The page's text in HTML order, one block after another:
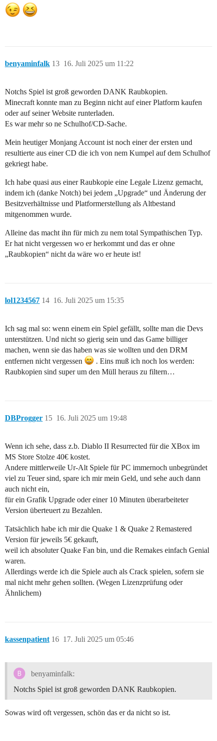
benyaminfalk 16. Juli 2025 um 11:22
13
Notchs Spiel ist groß geworden DANK Raubkopien.
Minecraft konnte man zu Beginn nicht auf einer Platform kaufen
oder auf seiner Website runterladen.
Es war mehr so ne Schulhof/CD-Sache.
Mein heutiger Monjang Account ist noch einer der ersten und
resultierte aus einer CD die ich von nem Kumpel auf dem Schulhof
gekriegt habe.
Ich habe quasi aus einer Raubkopie eine Legale Lizenz gemacht,
indem ich (danke Notch) bei jedem „Upgrade“ und Änderung der
Besitzverhältnisse und Platformerstellung als Altbestand
mitgenommen wurde.
Alleine das macht ihn für mich zu nem total Sympathischen Typ.
Er hat nicht vergessen wo er herkommt und das er ohne
„Raubkopien“ nicht da wäre wo er heute ist!
lol1234567 16. Juli 2025 um 15:35
14
Ich sag mal so: wenn einem ein Spiel gefällt, sollte man die Devs
unterstützen. Und nicht so gierig sein und das Game billiger
machen, wenn sie das haben was sie wollten und den DRM
entfernen nicht vergessen
. Eins muß ich noch los werden:
Raubkopien sind super um den Müll heraus zu filtern…
DBProgger 16. Juli 2025 um 19:48
15
Wenn ich sehe, dass z.b. Diablo II Resurrected für die XBox im
MS Store Stolze 40€ kostet.
Andere mittlerweile Ur-Alt Spiele für PC immernoch unbegründet
viel zu Teuer sind, spare ich mir mein Geld, und sehe auch dann
auch nicht ein,
für ein Grafik Upgrade oder einer 10 Minuten überarbeiteter
Version überteuert zu Bezahlen.
Tatsächlich habe ich mir die Quake 1 & Quake 2 Remastered
Version für jeweils 5€ gekauft,
weil ich absoluter Quake Fan bin, und die Remakes einfach Genial
waren.
Allerdings werde ich die Spiele auch als Crack spielen, sofern sie
mal nicht mehr gehen sollten. (Wegen Lizenzprüfung oder
Ähnlichem)
kassenpatient 17. Juli 2025 um 05:46
16
benyaminfalk:
Notchs Spiel ist groß geworden DANK Raubkopien.
Sowas wird oft vergessen, schön das er da nicht so ist.